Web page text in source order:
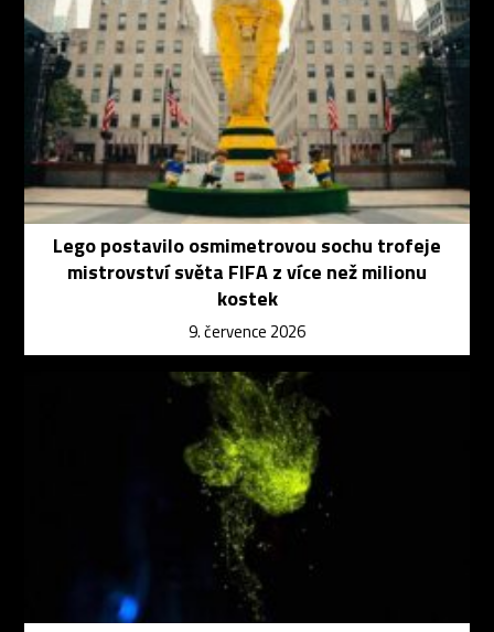
Lego postavilo osmimetrovou sochu trofeje
mistrovství světa FIFA z více než milionu
kostek
9. července 2026